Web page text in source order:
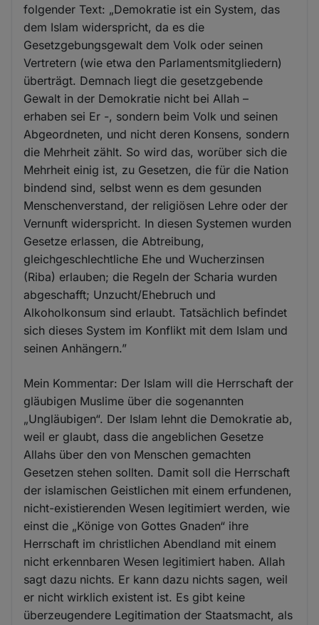
folgender Text: „Demokratie ist ein System, das
dem Islam widerspricht, da es die
Gesetzgebungsgewalt dem Volk oder seinen
Vertretern (wie etwa den Parlamentsmitgliedern)
überträgt. Demnach liegt die gesetzgebende
Gewalt in der Demokratie nicht bei Allah –
erhaben sei Er -, sondern beim Volk und seinen
Abgeordneten, und nicht deren Konsens, sondern
die Mehrheit zählt. So wird das, worüber sich die
Mehrheit einig ist, zu Gesetzen, die für die Nation
bindend sind, selbst wenn es dem gesunden
Menschenverstand, der religiösen Lehre oder der
Vernunft widerspricht. In diesen Systemen wurden
Gesetze erlassen, die Abtreibung,
gleichgeschlechtliche Ehe und Wucherzinsen
(Riba) erlauben; die Regeln der Scharia wurden
abgeschafft; Unzucht/Ehebruch und
Alkoholkonsum sind erlaubt. Tatsächlich befindet
sich dieses System im Konflikt mit dem Islam und
seinen Anhängern.”
Mein Kommentar: Der Islam will die Herrschaft der
gläubigen Muslime über die sogenannten
„Ungläubigen“. Der Islam lehnt die Demokratie ab,
weil er glaubt, dass die angeblichen Gesetze
Allahs über den von Menschen gemachten
Gesetzen stehen sollten. Damit soll die Herrschaft
der islamischen Geistlichen mit einem erfundenen,
nicht-existierenden Wesen legitimiert werden, wie
einst die „Könige von Gottes Gnaden“ ihre
Herrschaft im christlichen Abendland mit einem
nicht erkennbaren Wesen legitimiert haben. Allah
sagt dazu nichts. Er kann dazu nichts sagen, weil
er nicht wirklich existent ist. Es gibt keine
überzeugendere Legitimation der Staatsmacht, als